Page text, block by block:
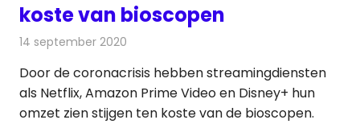
koste van bioscopen
14 september 2020
Door de coronacrisis hebben streamingdiensten
als Netflix, Amazon Prime Video en Disney+ hun
omzet zien stijgen ten koste van de bioscopen.